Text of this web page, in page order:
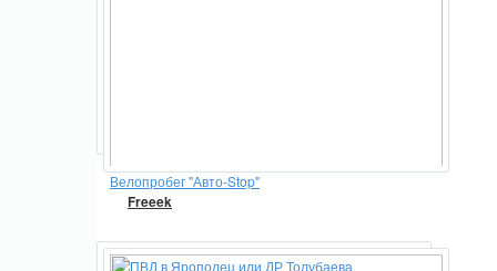
Велопробег "Авто-Stop"
Freeek